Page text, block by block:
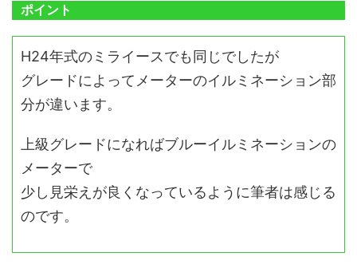
ポイント
H24年式のミライースでも同じでしたが
グレードによってメーターのイルミネーション部
分が違います。
上級グレードになればブルーイルミネーションの
メーターで
少し見栄えが良くなっているように筆者は感じる
のです。